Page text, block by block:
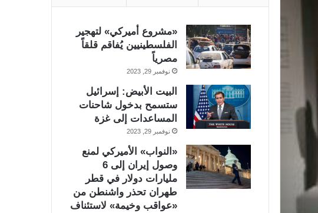
«مشروع أميركي» لتهجير
الفلسطينيين يُفاقم قلقاً
مصرياً
نوفمبر 29, 2023
البيت الأبيض: إسرائيل
ستسمح بدخول شاحنات
المساعدات إلى غزة
نوفمبر 29, 2023
«النواب» الأميركي لمنع
وصول إيران إلى 6
مليارات دولار في قطر
طهران تحذر واشنطن من
«عواقب وخيمة» لاستئناف